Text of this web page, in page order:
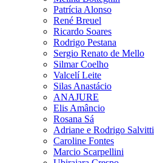
Patrícia Alonso
René Breuel
Ricardo Soares
Rodrigo Pestana
Sergio Renato de Mello
Silmar Coelho
Valcelí Leite
Silas Anastácio
ANAJURE
Elis Amâncio
Rosana Sá
Adriane e Rodrigo Salvitti
Caroline Fontes
Marcio Scarpellini